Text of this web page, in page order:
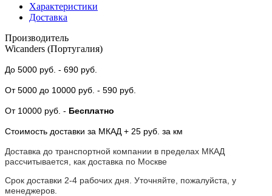
Характеристики
Доставка
Производитель
Wicanders (Португалия)
До 5000 руб. - 690 руб.
От 5000 до 10000 руб. - 590 руб.
От 10000 руб. - Бесплатно
Стоимость доставки за МКАД + 25 руб. за км
Доставка до транспортной компании в пределах МКАД
рассчитывается, как доставка по Москве
Срок доставки 2-4 рабочих дня. Уточняйте, пожалуйста, у
менеджеров.